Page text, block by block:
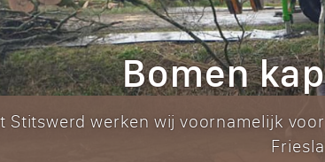
Bomen
Stitswerd werken wij voornamelijk